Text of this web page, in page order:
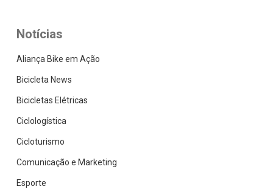
do
da
bike
Notícias
Aliança Bike em Ação
Bicicleta News
Bicicletas Elétricas
Ciclologística
Cicloturismo
Comunicação e Marketing
Esporte